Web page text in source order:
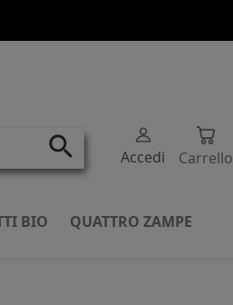
search Accedi Carrello
BIO QUATTRO ZAMPE